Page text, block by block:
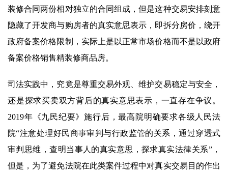
装修合同两份相对独立的合同组成，但是这种交易安排刻意
隐藏了开发商与购房者的真实意思表示，即拆分房价，绕开
政府备案价格限制，实际上是以正常市场价格而不是以政府
备案价格销售精装修商品房。
司法实践中，究竟是尊重交易外观、维护交易稳定与安全，
还是探求买卖双方背后的真实意思表示，一直存在争议。
2019年《九民纪要》施行后，最高院明确要求各级人民法
院“注意处理好民商事审判与行政监管的关系，通过穿透式
审判思维，查明当事人的真实意思，探求真实法律关系”，
但是，为了避免法院在此类案件过程中对真实交易目的作出